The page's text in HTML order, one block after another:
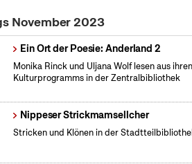
November 2023
Ein Ort der Poesie: Anderland 2
Monika Rinck und Uljana Wolf lesen aus
Kulturprogramms in der Zentralbibliothek
Nippeser Strickmamsellcher
Stricken und Klönen in der